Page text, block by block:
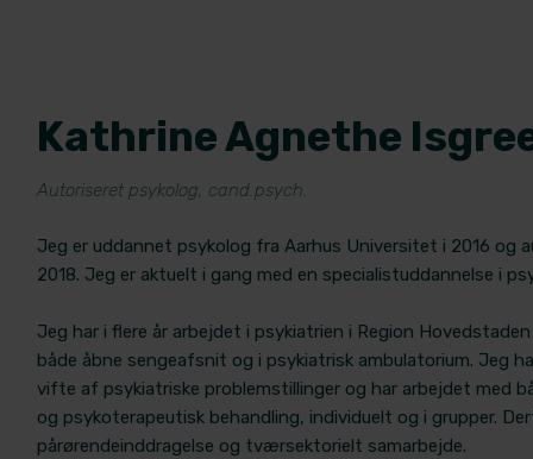
Kathrine Agnethe
Autoriseret psykolog, cand.psych.
Jeg er uddannet psykolog fra Aarhus Universitet i 2016 og
2018. Jeg er aktuelt i gang med en specialistuddannelse i
Jeg har i flere år arbejdet i psykiatrien i Region
både åbne sengeafsnit og i psykiatrisk ambulatorium. Jeg
vifte af psykiatriske problemstillinger og har arbejdet med
og psykoterapeutisk behandling, individuelt og i grupper.
pårørendeinddragelse og tværsektorielt samarbejde.